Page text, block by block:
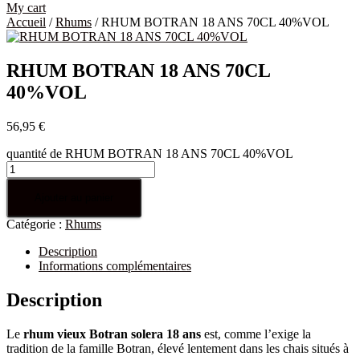
My cart
Accueil /Rhums / RHUM BOTRAN 18 ANS 70CL 40%VOL
RHUM BOTRAN 18 ANS 70CL
40%VOL
56,95 €
quantité de RHUM BOTRAN 18 ANS 70CL 40%VOL
Catégorie : Rhums
Description
Informations complémentaires
Description
Le rhum vieux Botran solera 18 ans est, comme l’exige la
tradition de la famille Botran, élevé lentement dans les chais situés à